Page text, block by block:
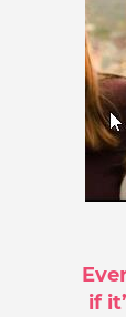
if